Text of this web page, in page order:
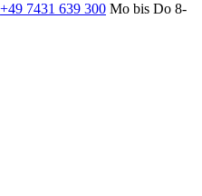
+49 7431 639 300 Mo bis Do 8-